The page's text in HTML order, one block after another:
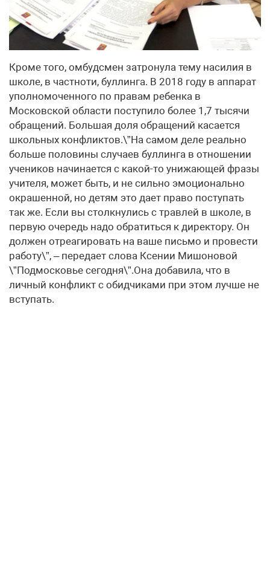
Кроме того, омбудсмен затронула тему насилия в
школе, в частноти, буллинга. В 2018 году в аппарат
уполномоченного по правам ребенка в
Московской области поступило более 1,7 тысячи
обращений. Большая доля обращений касается
школьных конфликтов.\”На самом деле реально
больше половины случаев буллинга в отношении
учеников начинается с какой-то унижающей фразы
учителя, может быть, и не сильно эмоционально
окрашенной, но детям это дает право поступать
так же. Если вы столкнулись с травлей в школе, в
первую очередь надо обратиться к директору. Он
должен отреагировать на ваше письмо и провести
работу\”, – передает слова Ксении Мишоновой
\”Подмосковье сегодня\”.Она добавила, что в
личный конфликт с обидчиками при этом лучше не
вступать.